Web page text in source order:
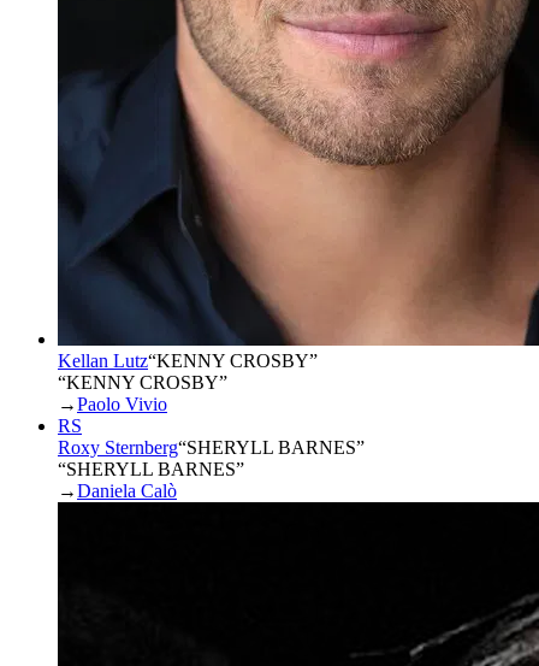
Kellan Lutz“KENNY CROSBY”
“KENNY CROSBY”
→Paolo Vivio
RS
Roxy Sternberg“SHERYLL BARNES”
“SHERYLL BARNES”
→Daniela Calò